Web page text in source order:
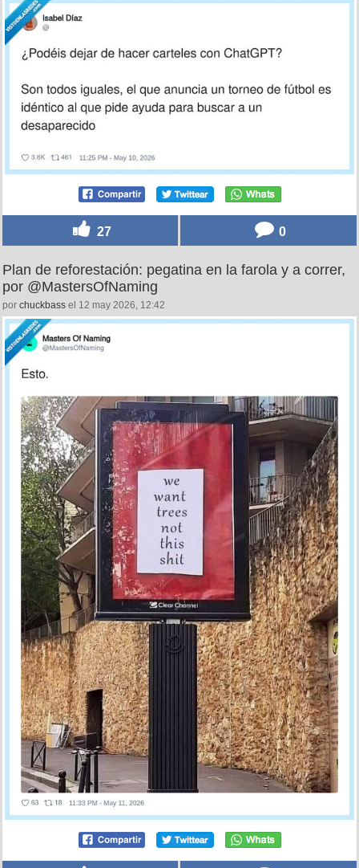
27 0
Plan de reforestación: pegatina en la farola y a correr,
por @MastersOfNaming
por chuckbass el 12 may 2026, 12:42